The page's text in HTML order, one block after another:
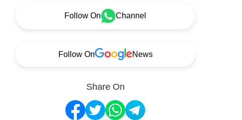
Follow On Channel
Follow On News
Share On